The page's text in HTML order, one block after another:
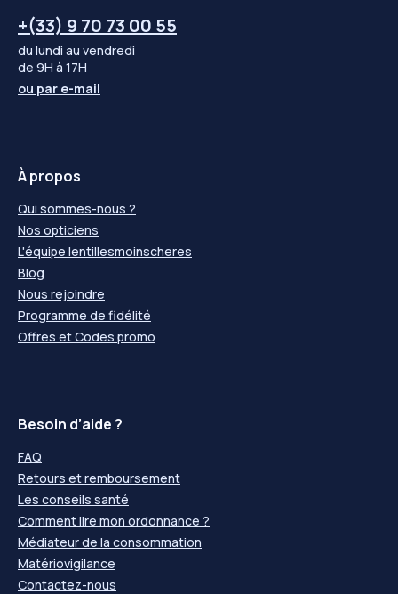
+(33) 9 70 73 00 55
du lundi au vendredi
de 9H à 17H
ou par e-mail
À propos
Qui sommes-nous ?
Nos opticiens
L'équipe lentillesmoinscheres
Blog
Nous rejoindre
Programme de fidélité
Offres et Codes promo
Besoin d’aide ?
FAQ
Retours et remboursement
Les conseils santé
Comment lire mon ordonnance ?
Médiateur de la consommation
Matériovigilance
Contactez-nous